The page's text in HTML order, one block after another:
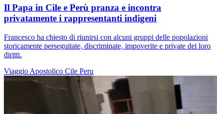
Il Papa in Cile e Perù pranza e incontra
privatamente i rappresentanti indigeni
Francesco ha chiesto di riunirsi con alcuni gruppi delle popolazioni
storicamente perseguitate, discriminate, impoverite e private dei loro
diritti.
Viaggio Apostolico Cile Peru